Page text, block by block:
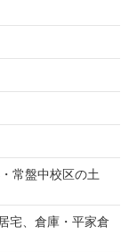
常盤中校区の土
宅、倉庫・平家倉